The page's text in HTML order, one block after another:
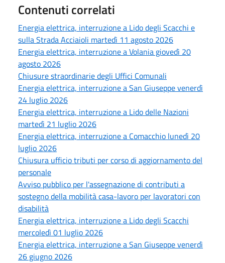
Contenuti correlati
Energia elettrica, interruzione a Lido degli Scacchi e
sulla Strada Acciaioli martedì 11 agosto 2026
Energia elettrica, interruzione a Volania giovedì 20
agosto 2026
Chiusure straordinarie degli Uffici Comunali
Energia elettrica, interruzione a San Giuseppe venerdì
24 luglio 2026
Energia elettrica, interruzione a Lido delle Nazioni
martedì 21 luglio 2026
Energia elettrica, interruzione a Comacchio lunedì 20
luglio 2026
Chiusura ufficio tributi per corso di aggiornamento del
personale
Avviso pubblico per l'assegnazione di contributi a
sostegno della mobilità casa-lavoro per lavoratori con
disabilità
Energia elettrica, interruzione a Lido degli Scacchi
mercoledì 01 luglio 2026
Energia elettrica, interruzione a San Giuseppe venerdì
26 giugno 2026